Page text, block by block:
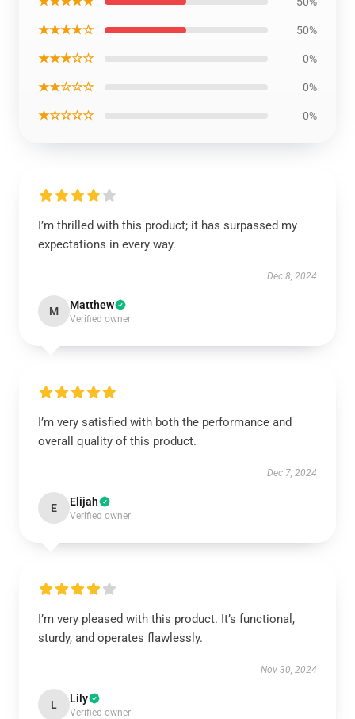
★★★★☆ 50%
★★★☆☆ 0%
★★☆☆☆ 0%
★☆☆☆☆ 0%
I’m thrilled with this product; it has surpassed my
expectations in every way.
Dec 8, 2024
M Matthew
Verified owner
I’m very satisfied with both the performance and
overall quality of this product.
Dec 7, 2024
E Elijah
Verified owner
I’m very pleased with this product. It’s functional,
sturdy, and operates flawlessly.
Nov 30, 2024
L Lily
Verified owner